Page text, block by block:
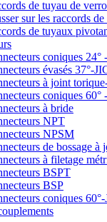
de tuyau de
sur les raccords
de tuyaux
coniques 24°
évasés 37°-
à joint
coniques 60°
à bride
NPT
NPSM
de bossage
à filetage
BSPT
BSP
coniques 60°-